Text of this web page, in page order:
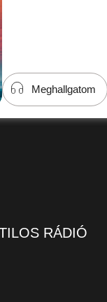
Meghallgatom
RÁDIÓ